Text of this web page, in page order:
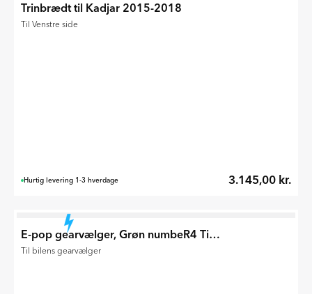
Trinbrædt til Kadjar 2015-2018
Til Venstre side
Hurtig levering 1-3 hverdage 3.145,00 kr.
E-pop gearvælger, Grøn numbeR4 Til R4 2025
Til bilens gearvælger